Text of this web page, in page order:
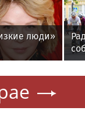
люди»